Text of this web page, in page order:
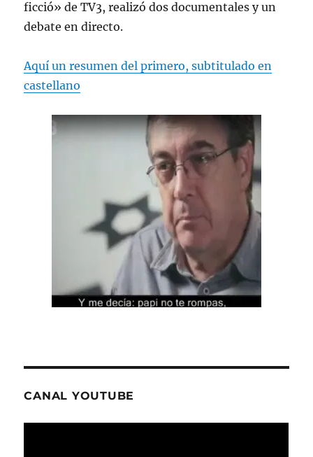
ficció» de TV3, realizó dos documentales y un
debate en directo.
Aquí un resumen del primero, subtitulado en
castellano
CANAL YOUTUBE